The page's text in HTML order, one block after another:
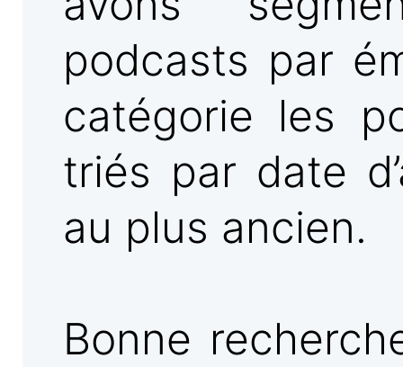
podcasts par
catégorie les
triés par date
au plus ancien.
Bonne